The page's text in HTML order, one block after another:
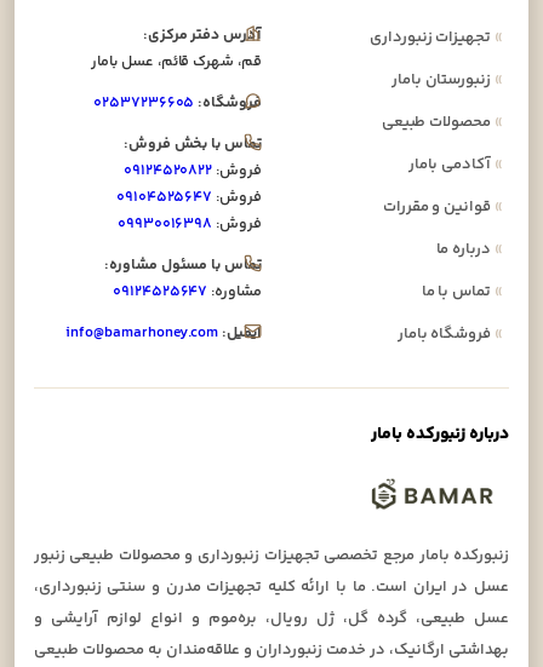
»تجهیزات زنبورداری
»زنبورستان بامار
»محصولات طبیعی
»آکادمی بامار
»قوانین و مقررات
»درباره ما
»تماس با ما
»فروشگاه بامار
آدرس دفتر مرکزی:
قم، شهرک قائم، عسل بامار
فروشگاه: ۰۲۵۳۷۲۳۶۶۰۵
تماس با بخش فروش:
فروش: ۰۹۱۲۴۵۲۰۸۲۲
فروش: ۰۹۱۰۴۵۲۵۶۴۷
فروش: ۰۹۹۳۰۰۱۶۳۹۸
تماس با مسئول مشاوره:
مشاوره: ۰۹۱۲۴۵۲۵۶۴۷
ایمیل: info@bamarhoney.com
درباره زنبورکده بامار
زنبورکده بامار مرجع تخصصی تجهیزات زنبورداری و محصولات طبیعی زنبور
عسل در ایران است. ما با ارائه کلیه تجهیزات مدرن و سنتی زنبورداری،
عسل طبیعی، گرده گل، ژل رویال، بره‌موم و انواع لوازم آرایشی و
بهداشتی ارگانیک، در خدمت زنبورداران و علاقه‌مندان به محصولات طبیعی